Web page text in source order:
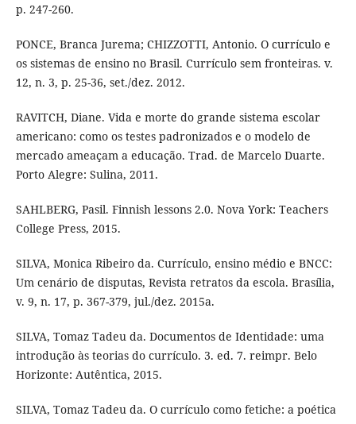
p. 247-260.
PONCE, Branca Jurema; CHIZZOTTI, Antonio. O currículo e
os sistemas de ensino no Brasil. Currículo sem fronteiras. v.
12, n. 3, p. 25-36, set./dez. 2012.
RAVITCH, Diane. Vida e morte do grande sistema escolar
americano: como os testes padronizados e o modelo de
mercado ameaçam a educação. Trad. de Marcelo Duarte.
Porto Alegre: Sulina, 2011.
SAHLBERG, Pasil. Finnish lessons 2.0. Nova York: Teachers
College Press, 2015.
SILVA, Monica Ribeiro da. Currículo, ensino médio e BNCC:
Um cenário de disputas, Revista retratos da escola. Brasília,
v. 9, n. 17, p. 367-379, jul./dez. 2015a.
SILVA, Tomaz Tadeu da. Documentos de Identidade: uma
introdução às teorias do currículo. 3. ed. 7. reimpr. Belo
Horizonte: Autêntica, 2015.
SILVA, Tomaz Tadeu da. O currículo como fetiche: a poética